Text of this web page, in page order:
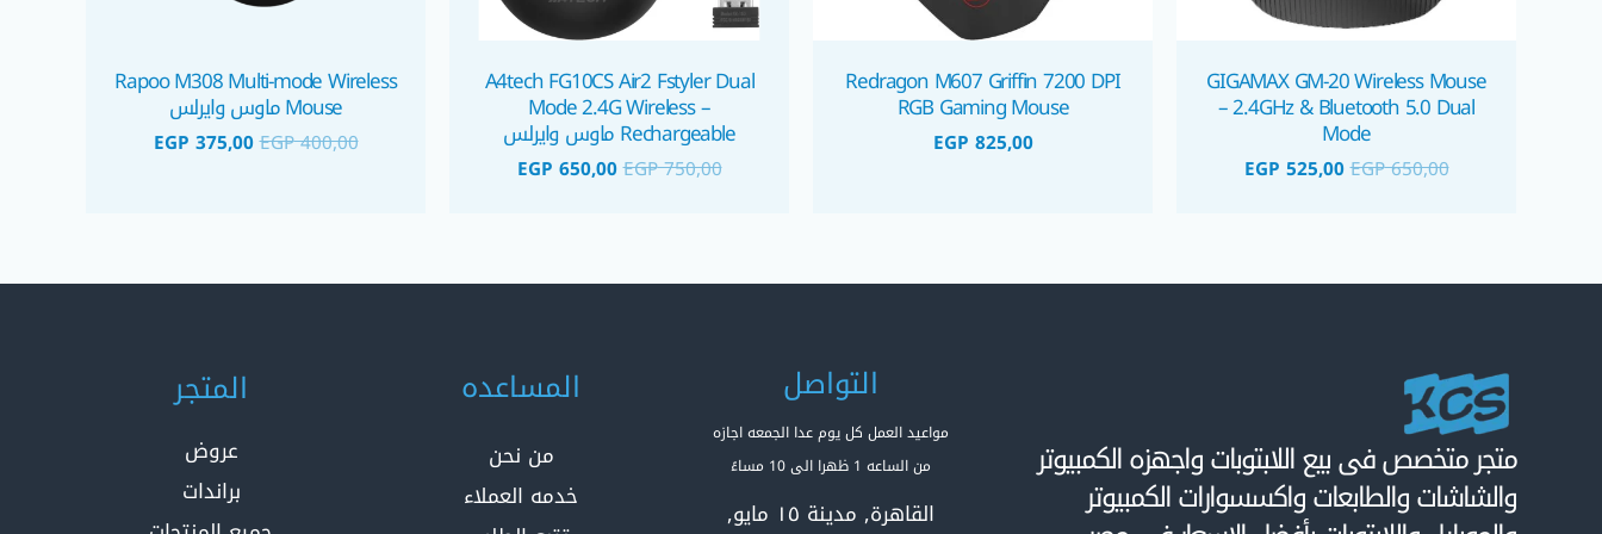
GIGAMAX GM-20 Wireless Mouse
– 2.4GHz & Bluetooth 5.0 Dual
Mode
EGP650,00
EGP 525,00
Redragon M607 Griffin 7200 DPI
RGB Gaming Mouse
EGP 825,00
A4tech FG10CS Air2 Fstyler Dual
Mode 2.4G Wireless –
Rechargeable ماوس وايرلس
EGP750,00
EGP 650,00
Rapoo M308 Multi-mode Wireless
Mouse ماوس وايرلس
EGP400,00
EGP 375,00
متجر متخصص فى بيع اللابتوبات واجهزه الكمبيوتر
والشاشات والطابعات واكسسوارات الكمبيوتر
التواصل
مواعيد العمل كل يوم عدا الجمعه اجازه
من الساعه 1 ظهرا الى 10 مساءً
القاهرة, مدينة ١٥ مايو,
المساعده
من نحن
خدمه العملاء
المتجر
عروض
براندات